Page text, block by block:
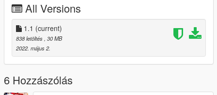
mods\update\x64\dlcpacks\rde\dlc.rpf\rde_componentpeds.rpf
componentpeds_p to
mods\update\x64\dlcpacks\rde\dlc.rpf\rde_componentpeds_p.r
pf
All Versions
1.1 (current)
838 letöltés , 30 MB
2022. május 2.
6 Hozzászólás